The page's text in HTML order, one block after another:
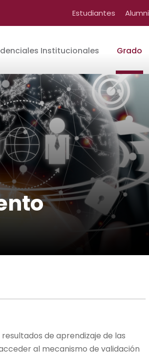
Estudiantes Alumni
Institucionales Grado
de aprendizaje de las
al mecanismo de validación